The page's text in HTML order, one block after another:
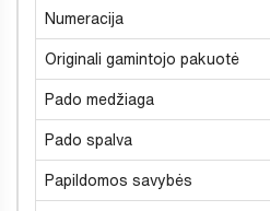
Numeracija
Originali gamintojo pakuotė
Pado medžiaga
Pado spalva
Papildomos savybės